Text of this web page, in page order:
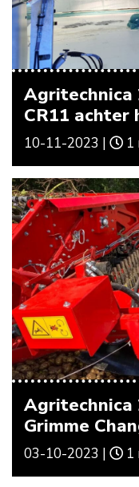
Agritechnica
CR11 achter
10-11-2023 | 1
Agritechnica
Grimme
03-10-2023 | 1